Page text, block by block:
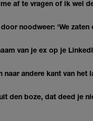
af te vragen of ik wel
noodweer: 'We
van je ex op je
naar andere kant van
den boze, dat deed je